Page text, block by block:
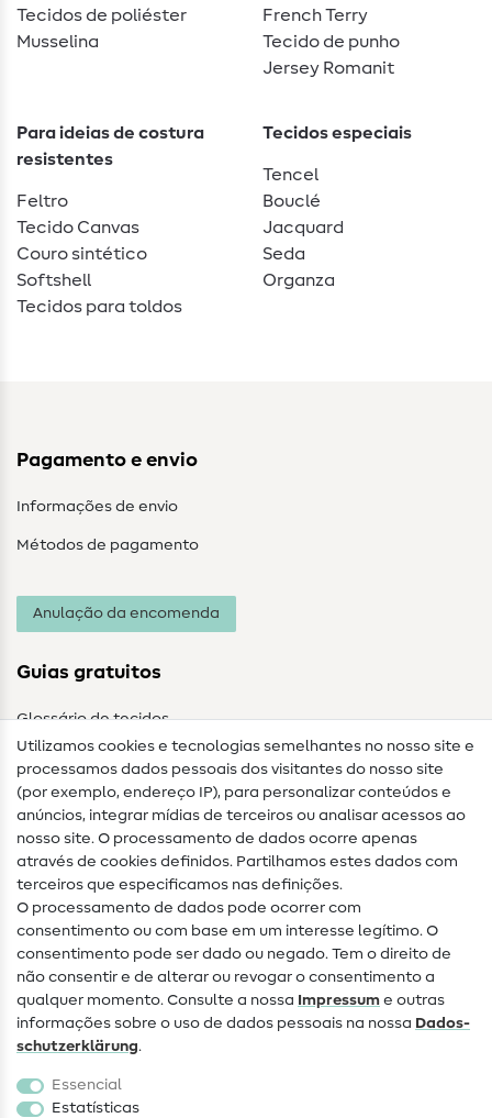
Tecidos de poliéster
Musselina
French Terry
Tecido de punho
Jersey Romanit
Para ideias de costura
resistentes
Feltro
Tecido Canvas
Couro sintético
Softshell
Tecidos para toldos
Tecidos especiais
Tencel
Bouclé
Jacquard
Seda
Organza
Pagamento e envio
Informações de envio
Métodos de pagamento
Anulação da encomenda
Guias gratuitos
Glossário de tecidos
Guias de costura
Ajuda e contacto
Contacto
Mudança de proprietário
Perguntas frequentes (FAQ)
Direito de cancelamento
Popular
Tecidos
Utilizamos cookies e tecnologias semelhantes no nosso site e
processamos dados pessoais dos visitantes do nosso site
(por exemplo, endereço IP), para personalizar conteúdos e
anúncios, integrar mídias de terceiros ou analisar acessos ao
nosso site. O processamento de dados ocorre apenas
através de cookies definidos. Partilhamos estes dados com
terceiros que especificamos nas definições.
O processamento de dados pode ocorrer com
consentimento ou com base em um interesse legítimo. O
consentimento pode ser dado ou negado. Tem o direito de
não consentir e de alterar ou revogar o consentimento a
qualquer momento. Consulte a nossa Impressum e outras
informações sobre o uso de dados pessoais na nossa Dados­
schutz­erklärung.
Essencial
Estatísticas